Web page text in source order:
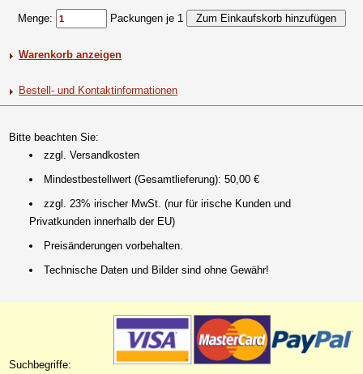
Menge: Packungen je 1
Warenkorb anzeigen
Bestell- und Kontaktinformationen
Bitte beachten Sie:
zzgl. Versandkosten
Mindestbestellwert (Gesamtlieferung): 50,00 €
zzgl. 23% irischer MwSt. (nur für irische Kunden und
Privatkunden innerhalb der EU)
Preisänderungen vorbehalten.
Technische Daten und Bilder sind ohne Gewähr!
Suchbegriffe: